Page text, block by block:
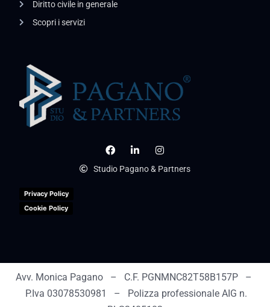
Studio Pagano & Partners
Privacy Policy
Cookie Policy
Diritto civile in generale
Scopri i servizi
Avv. Monica Pagano – C.F. PGNMNC82T58B157P –
P.Iva 03078530981 – Polizza professionale AIG n.